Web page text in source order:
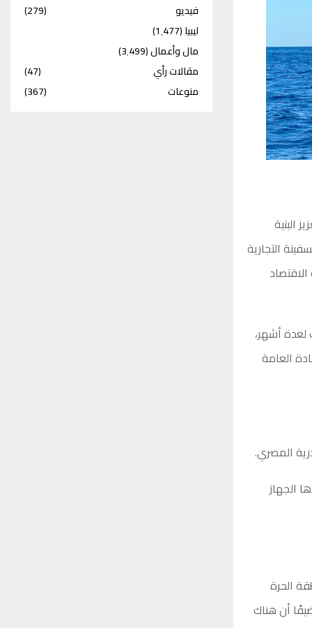
البنية
التجارية
لعدة أشهر،
العامة
المصري.
الجهاز
الحرة
أن هناك
فيديو
(279)
ليبيا(1٬477)
مال وأعمال(3٬499)
مقالات رأي
(47)
منوعات
(367)